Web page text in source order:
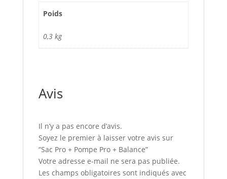
Poids
0,3 kg
Avis
Il n’y a pas encore d’avis.
Soyez le premier à laisser votre avis sur
“Sac Pro + Pompe Pro + Balance”
Votre adresse e-mail ne sera pas publiée.
Les champs obligatoires sont indiqués avec